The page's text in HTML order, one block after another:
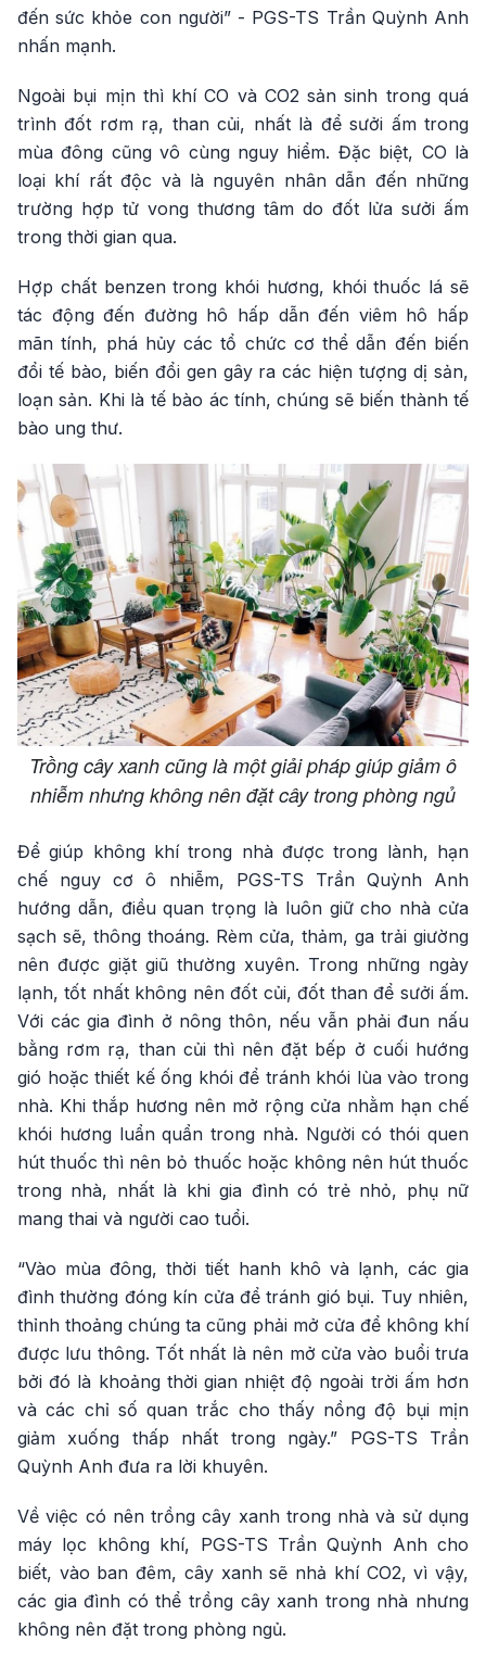
đến sức khỏe con người” - PGS-TS Trần Quỳnh Anh
nhấn mạnh.
Ngoài bụi mịn thì khí CO và CO2 sản sinh trong quá
trình đốt rơm rạ, than củi, nhất là để sưởi ấm trong
mùa đông cũng vô cùng nguy hiểm. Đặc biệt, CO là
loại khí rất độc và là nguyên nhân dẫn đến những
trường hợp tử vong thương tâm do đốt lửa sưởi ấm
trong thời gian qua.
Hợp chất benzen trong khói hương, khói thuốc lá sẽ
tác động đến đường hô hấp dẫn đến viêm hô hấp
mãn tính, phá hủy các tổ chức cơ thể dẫn đến biến
đổi tế bào, biến đổi gen gây ra các hiện tượng dị sản,
loạn sản. Khi là tế bào ác tính, chúng sẽ biến thành tế
bào ung thư.
Trồng cây xanh cũng là một giải pháp giúp giảm ô
nhiễm nhưng không nên đặt cây trong phòng ngủ
Để giúp không khí trong nhà được trong lành, hạn
chế nguy cơ ô nhiễm, PGS-TS Trần Quỳnh Anh
hướng dẫn, điều quan trọng là luôn giữ cho nhà cửa
sạch sẽ, thông thoáng. Rèm cửa, thảm, ga trải giường
nên được giặt giũ thường xuyên. Trong những ngày
lạnh, tốt nhất không nên đốt củi, đốt than để sưởi ấm.
Với các gia đình ở nông thôn, nếu vẫn phải đun nấu
bằng rơm rạ, than củi thì nên đặt bếp ở cuối hướng
gió hoặc thiết kế ống khói để tránh khói lùa vào trong
nhà. Khi thắp hương nên mở rộng cửa nhằm hạn chế
khói hương luẩn quẩn trong nhà. Người có thói quen
hút thuốc thì nên bỏ thuốc hoặc không nên hút thuốc
trong nhà, nhất là khi gia đình có trẻ nhỏ, phụ nữ
mang thai và người cao tuổi.
“Vào mùa đông, thời tiết hanh khô và lạnh, các gia
đình thường đóng kín cửa để tránh gió bụi. Tuy nhiên,
thỉnh thoảng chúng ta cũng phải mở cửa để không khí
được lưu thông. Tốt nhất là nên mở cửa vào buổi trưa
bởi đó là khoảng thời gian nhiệt độ ngoài trời ấm hơn
và các chỉ số quan trắc cho thấy nồng độ bụi mịn
giảm xuống thấp nhất trong ngày.” PGS-TS Trần
Quỳnh Anh đưa ra lời khuyên.
Về việc có nên trồng cây xanh trong nhà và sử dụng
máy lọc không khí, PGS-TS Trần Quỳnh Anh cho
biết, vào ban đêm, cây xanh sẽ nhả khí CO2, vì vậy,
các gia đình có thể trồng cây xanh trong nhà nhưng
không nên đặt trong phòng ngủ.